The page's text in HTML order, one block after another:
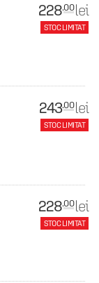
228.00 lei
STOC LIMITAT
243.00 lei
STOC LIMITAT
228.00 lei
STOC LIMITAT